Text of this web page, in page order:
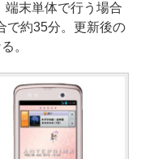
端末単体で行う場合
で約35分。更新後の
。